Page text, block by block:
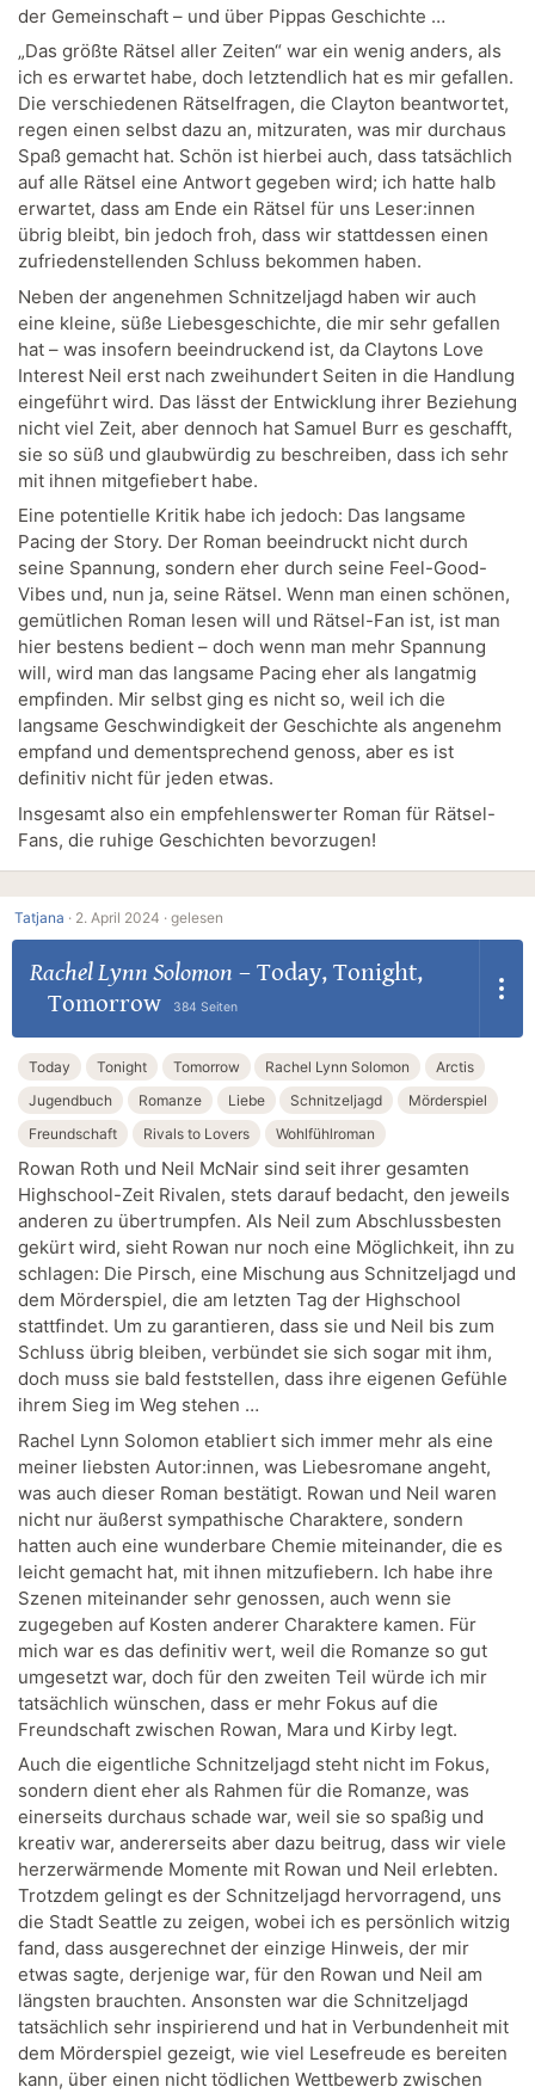
der Gemeinschaft – und über Pippas Geschichte …
„Das größte Rätsel aller Zeiten“ war ein wenig anders, als
ich es erwartet habe, doch letztendlich hat es mir gefallen.
Die verschiedenen Rätselfragen, die Clayton beantwortet,
regen einen selbst dazu an, mitzuraten, was mir durchaus
Spaß gemacht hat. Schön ist hierbei auch, dass tatsächlich
auf alle Rätsel eine Antwort gegeben wird; ich hatte halb
erwartet, dass am Ende ein Rätsel für uns Leser:innen
übrig bleibt, bin jedoch froh, dass wir stattdessen einen
zufriedenstellenden Schluss bekommen haben.
Neben der angenehmen Schnitzeljagd haben wir auch
eine kleine, süße Liebesgeschichte, die mir sehr gefallen
hat – was insofern beeindruckend ist, da Claytons Love
Interest Neil erst nach zweihundert Seiten in die Handlung
eingeführt wird. Das lässt der Entwicklung ihrer Beziehung
nicht viel Zeit, aber dennoch hat Samuel Burr es geschafft,
sie so süß und glaubwürdig zu beschreiben, dass ich sehr
mit ihnen mitgefiebert habe.
Eine potentielle Kritik habe ich jedoch: Das langsame
Pacing der Story. Der Roman beeindruckt nicht durch
seine Spannung, sondern eher durch seine Feel-Good-
Vibes und, nun ja, seine Rätsel. Wenn man einen schönen,
gemütlichen Roman lesen will und Rätsel-Fan ist, ist man
hier bestens bedient – doch wenn man mehr Spannung
will, wird man das langsame Pacing eher als langatmig
empfinden. Mir selbst ging es nicht so, weil ich die
langsame Geschwindigkeit der Geschichte als angenehm
empfand und dementsprechend genoss, aber es ist
definitiv nicht für jeden etwas.
Insgesamt also ein empfehlenswerter Roman für Rätsel-
Fans, die ruhige Geschichten bevorzugen!
Tatjana · 2. April 2024 · gelesen
Rachel Lynn Solomon – Today, Tonight,
Tomorrow
384 Seiten
Today Tonight Tomorrow Rachel Lynn Solomon
Arctis
Jugendbuch
Romanze Liebe Schnitzeljagd
Mörderspiel
Freundschaft
Rivals to Lovers Wohlfühlroman
Rowan Roth und Neil McNair sind seit ihrer gesamten
Highschool-Zeit Rivalen, stets darauf bedacht, den jeweils
anderen zu übertrumpfen. Als Neil zum Abschlussbesten
gekürt wird, sieht Rowan nur noch eine Möglichkeit, ihn zu
schlagen: Die Pirsch, eine Mischung aus Schnitzeljagd und
dem Mörderspiel, die am letzten Tag der Highschool
stattfindet. Um zu garantieren, dass sie und Neil bis zum
Schluss übrig bleiben, verbündet sie sich sogar mit ihm,
doch muss sie bald feststellen, dass ihre eigenen Gefühle
ihrem Sieg im Weg stehen …
Rachel Lynn Solomon etabliert sich immer mehr als eine
meiner liebsten Autor:innen, was Liebesromane angeht,
was auch dieser Roman bestätigt. Rowan und Neil waren
nicht nur äußerst sympathische Charaktere, sondern
hatten auch eine wunderbare Chemie miteinander, die es
leicht gemacht hat, mit ihnen mitzufiebern. Ich habe ihre
Szenen miteinander sehr genossen, auch wenn sie
zugegeben auf Kosten anderer Charaktere kamen. Für
mich war es das definitiv wert, weil die Romanze so gut
umgesetzt war, doch für den zweiten Teil würde ich mir
tatsächlich wünschen, dass er mehr Fokus auf die
Freundschaft zwischen Rowan, Mara und Kirby legt.
Auch die eigentliche Schnitzeljagd steht nicht im Fokus,
sondern dient eher als Rahmen für die Romanze, was
einerseits durchaus schade war, weil sie so spaßig und
kreativ war, andererseits aber dazu beitrug, dass wir viele
herzerwärmende Momente mit Rowan und Neil erlebten.
Trotzdem gelingt es der Schnitzeljagd hervorragend, uns
die Stadt Seattle zu zeigen, wobei ich es persönlich witzig
fand, dass ausgerechnet der einzige Hinweis, der mir
etwas sagte, derjenige war, für den Rowan und Neil am
längsten brauchten. Ansonsten war die Schnitzeljagd
tatsächlich sehr inspirierend und hat in Verbundenheit mit
dem Mörderspiel gezeigt, wie viel Lesefreude es bereiten
kann, über einen nicht tödlichen Wettbewerb zwischen